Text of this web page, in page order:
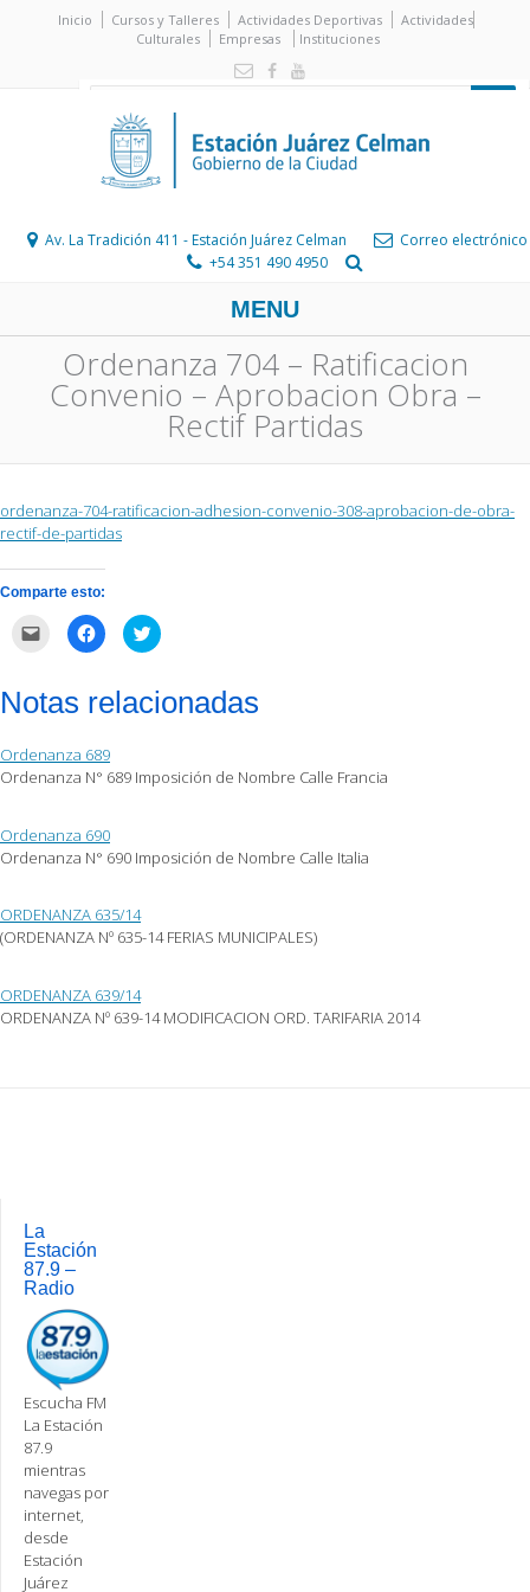
Inicio Cursos y Talleres Actividades Deportivas
Actividades
Culturales
Empresas Instituciones
Av. La Tradición 411 - Estación Juárez Celman
Correo electrónico
+54 351 490 4950
MENU
Ordenanza 704 – Ratificacion
Convenio – Aprobacion Obra –
Rectif Partidas
ordenanza-704-ratificacion-adhesion-convenio-308-aprobacion-de-obra-
rectif-de-partidas
Comparte esto:
correo
electrónico
amigo
(Se
abre
ventana
nueva)
Haz
clic
Facebook
(Se
una
ventana
nueva)
Haz
clic
en
Twitter
(Se
ventana
nueva)
Notas relacionadas
Ordenanza 689
Ordenanza N° 689 Imposición de Nombre Calle Francia
Ordenanza 690
Ordenanza N° 690 Imposición de Nombre Calle Italia
ORDENANZA 635/14
(ORDENANZA Nº 635-14 FERIAS MUNICIPALES)
ORDENANZA 639/14
ORDENANZA Nº 639-14 MODIFICACION ORD. TARIFARIA 2014
La
Estación
87.9 –
Radio
Escucha FM
La Estación
87.9
mientras
navegas por
internet,
desde
Estación
Juárez